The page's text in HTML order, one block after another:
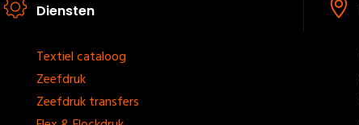
Diensten
Footer
menu
Textiel cataloog
Zeefdruk
Zeefdruk transfers